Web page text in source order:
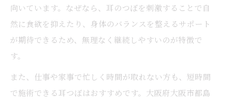
向いています。なぜなら、耳のつぼを刺激することで自
然に食欲を抑えたり、身体のバランスを整えるサポート
が期待できるため、無理なく継続しやすいのが特徴で
す。
また、仕事や家事で忙しく時間が取れない方も、短時間
で施術できる耳つぼはおすすめです。大阪府大阪市都島